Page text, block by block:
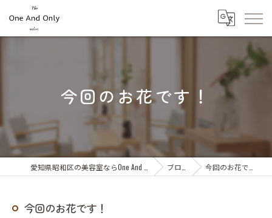
今回のお花です！
ブログ 今回のお花です！
今回のお花です！